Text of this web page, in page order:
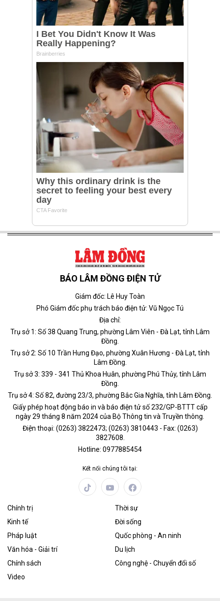
BÁO LÂM ĐỒNG ĐIỆN TỬ
Giám đốc: Lê Huy Toàn
Phó Giám đốc phụ trách báo điện tử: Vũ Ngọc Tú
Địa chỉ:
Trụ sở 1: Số 38 Quang Trung, phường Lâm Viên - Đà Lạt, tỉnh Lâm
Đồng.
Trụ sở 2: Số 10 Trần Hưng Đạo, phường Xuân Hương - Đà Lạt, tỉnh
Lâm Đồng.
Trụ sở 3: 339 - 341 Thủ Khoa Huân, phường Phú Thủy, tỉnh Lâm
Đồng.
Trụ sở 4: Số 82, đường 23/3, phường Bắc Gia Nghĩa, tỉnh Lâm Đồng.
Giấy phép hoạt động báo in và báo điện tử số 232/GP-BTTT cấp
ngày 29 tháng 8 năm 2024 của Bộ Thông tin và Truyền thông.
Điện thoại: (0263) 3822473; (0263) 3810443 - Fax: (0263)
3827608.
Hotline: 0977885454
Kết nối chúng tôi tại:
Chính trị
Thời sự
Kinh tế
Đời sống
Pháp luật
Quốc phòng - An ninh
Văn hóa - Giải trí
Du lịch
Chính sách
Công nghệ - Chuyển đổi số
Video